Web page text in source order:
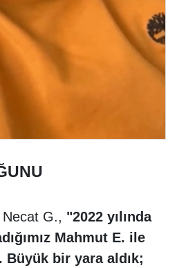
G., "2022 yılında
Mahmut E. ile
Büyük bir yara aldık;